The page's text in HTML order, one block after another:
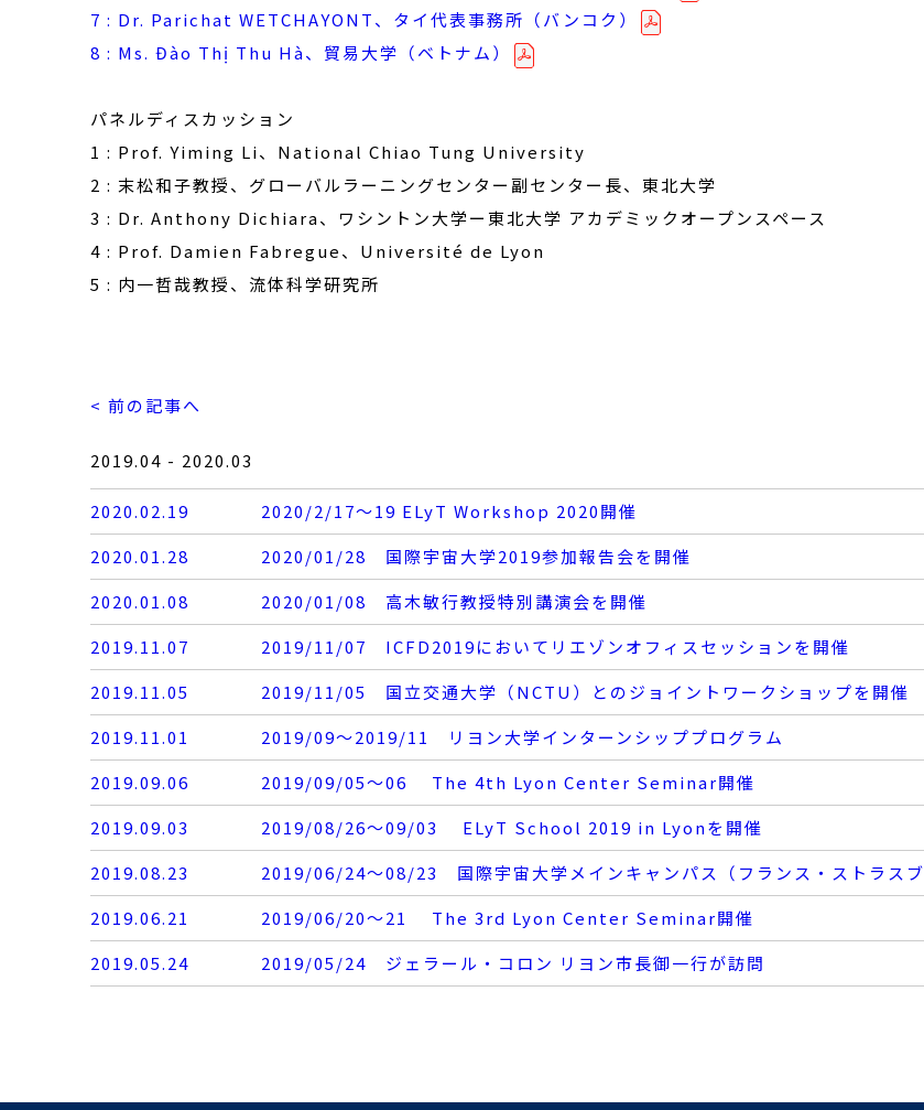
7 : Dr. Parichat WETCHAYONT、タイ代表事務所（バンコク）
8 : Ms. Đào Thị Thu Hà、貿易大学（ベトナム）
パネルディスカッション
1 : Prof. Yiming Li、National Chiao Tung University
2 : 末松和子教授、グローバルラーニングセンター副センター長、東北大学
3 : Dr. Anthony Dichiara、ワシントン大学ー東北大学 アカデミックオープンスペース
4 : Prof. Damien Fabregue、Université de Lyon
5 : 内一哲哉教授、流体科学研究所
< 前の記事へ
2019.04 - 2020.03
2020.02.19
2020/2/17～19 ELyT Workshop 2020開催
2020.01.28
2020/01/28 国際宇宙大学2019参加報告会を開催
2020.01.08
2020/01/08 高木敏行教授特別講演会を開催
2019.11.07
2019/11/07 ICFD2019においてリエゾンオフィスセッションを開催
2019.11.05
2019/11/05 国立交通大学（NCTU）とのジョイントワークショップを開催
2019.11.01
2019/09～2019/11 リヨン大学インターンシッププログラム
2019.09.06
2019/09/05～06 The 4th Lyon Center Seminar開催
2019.09.03
2019/08/26～09/03 ELyT School 2019 in Lyonを開催
2019.08.23
2019/06/24～08/23 国際宇宙大学メインキャンパス（フランス・ストラス
2019.06.21
2019/06/20～21 The 3rd Lyon Center Seminar開催
2019.05.24
2019/05/24 ジェラール・コロン リヨン市長御一行が訪問